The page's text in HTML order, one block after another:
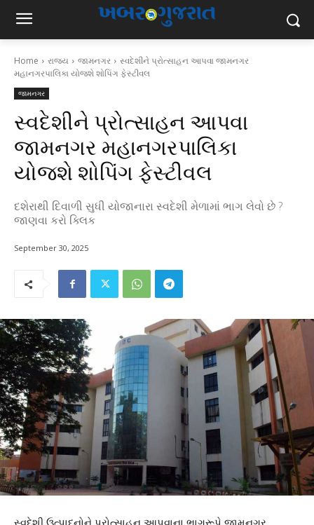
Home રાજ્ય જામનગર
સ્વદેશીને પ્રોત્સાહન આપવા જામનગર
મહાનગરપાલિકા યોજશે શોપિંગ ફેસ્ટીવલ
જામનગર
સ્વદેશીને પ્રોત્સાહન આપવા
જામનગર મહાનગરપાલિકા
યોજશે શોપિંગ ફેસ્ટીવલ
દશેરાથી દિવાળી સુધી યોજાનારા સ્વદેશી મેળામાં ભાગ લેવો છે ?
જાણવા કરો ક્લિક
September 30, 2025